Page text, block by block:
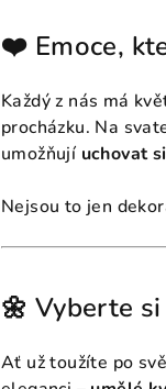
❤️ Emoce,
Každý z nás má
procházku. Na
umožňují uchovat
Nejsou to jen
🌼 Vyberte
Ať už toužíte po